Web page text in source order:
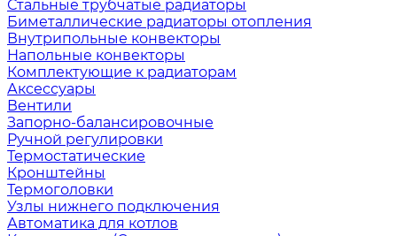
Стальные трубчатые радиаторы
Биметаллические радиаторы отопления
Внутрипольные конвекторы
Напольные конвекторы
Комплектующие к радиаторам
Аксессуары
Вентили
Запорно-балансировочные
Ручной регулировки
Термостатические
Кронштейны
Термоголовки
Узлы нижнего подключения
Автоматика для котлов